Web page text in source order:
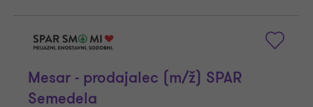
Mesar - prodajalec (m/ž) SPAR
Semedela